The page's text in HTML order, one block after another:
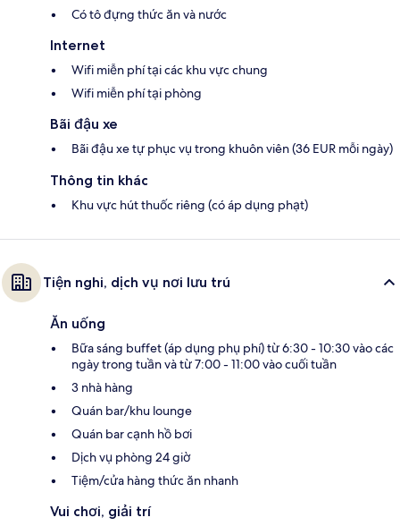
Có tô đựng thức ăn và nước
Internet
Wifi miễn phí tại các khu vực chung
Wifi miễn phí tại phòng
Bãi đậu xe
Bãi đậu xe tự phục vụ trong khuôn viên (36 EUR mỗi ngày)
Thông tin khác
Khu vực hút thuốc riêng (có áp dụng phạt)
Tiện nghi, dịch vụ nơi lưu trú
Ăn uống
Bữa sáng buffet (áp dụng phụ phí) từ 6:30 - 10:30 vào các
ngày trong tuần và từ 7:00 - 11:00 vào cuối tuần
3 nhà hàng
Quán bar/khu lounge
Quán bar cạnh hồ bơi
Dịch vụ phòng 24 giờ
Tiệm/cửa hàng thức ăn nhanh
Vui chơi, giải trí